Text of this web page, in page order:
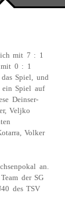
mit 7 : 1
mit 0 : 1
Spiel, und
ein Spiel auf
Deinser-
Veljko
Volker
an.
der SG
des TSV